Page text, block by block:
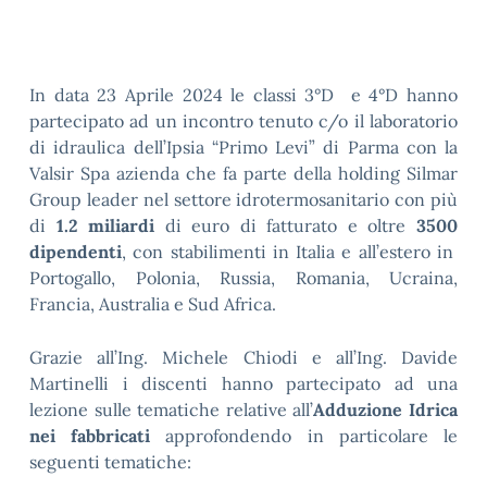
In data 23 Aprile 2024 le classi 3°D e 4°D hanno
partecipato ad un incontro tenuto c/o il laboratorio
di idraulica dell’Ipsia “Primo Levi” di Parma con la
Valsir Spa azienda che fa parte della holding Silmar
Group leader nel settore idrotermosanitario con più
di 1.2 miliardi di euro di fatturato e oltre3500
dipendenti, con stabilimenti in Italia e all’estero in
Portogallo, Polonia, Russia, Romania, Ucraina,
Francia, Australia e Sud Africa.
Grazie all’Ing. Michele Chiodi e all’Ing. Davide
Martinelli i discenti hanno partecipato ad una
lezione sulle tematiche relative all’Adduzione Idrica
nei fabbricati approfondendo in particolare le
seguenti tematiche: